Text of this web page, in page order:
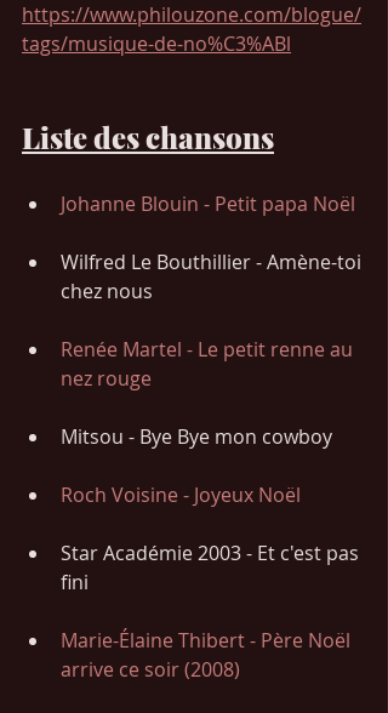
https://www.philouzone.com/blogue/
tags/musique-de-no%C3%ABl
Liste des chansons
Johanne Blouin - Petit papa Noël
Wilfred Le Bouthillier - Amène-toi
chez nous
Renée Martel - Le petit renne au
nez rouge
Mitsou - Bye Bye mon cowboy
Roch Voisine - Joyeux Noël
Star Académie 2003 - Et c'est pas
fini
Marie-Élaine Thibert - Père Noël
arrive ce soir (2008)